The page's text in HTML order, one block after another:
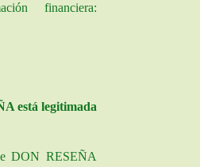
financiera:
está legitimada
DON RESEÑA